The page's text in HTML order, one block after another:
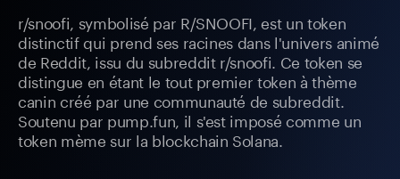
r/snoofi, symbolisé par R/SNOOFI, est un token
distinctif qui prend ses racines dans l'univers animé
de Reddit, issu du subreddit r/snoofi. Ce token se
distingue en étant le tout premier token à thème
canin créé par une communauté de subreddit.
Soutenu par pump.fun, il s'est imposé comme un
token mème sur la blockchain Solana.